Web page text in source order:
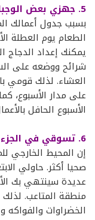
5. جهزي بعض الوجبات الغذائية مسبقا
بسبب جدول أعمالك
الطعام يوم العطلة
يمكنك إعداد
شرائح ووضعه على
العشاء. لذلك قومي
على مدار الأسبوع،
الأسبوع الحافل
6. تسوقي في الجزء الخارجي من متجر البقالة
إن المحيط الخارجي
صحيا أكثر. حاولي
عديدة سينتهي بك
منطقة المتاعب.
الخضراوات والفواكه